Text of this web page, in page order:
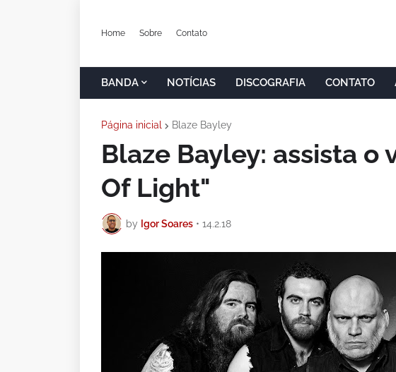
Home Sobre Contato
BANDA NOTÍCIAS DISCOGRAFIA CONTATO
Página inicial Blaze Bayley
Blaze Bayley: assista o
Of Light"
by Igor Soares • 14.2.18